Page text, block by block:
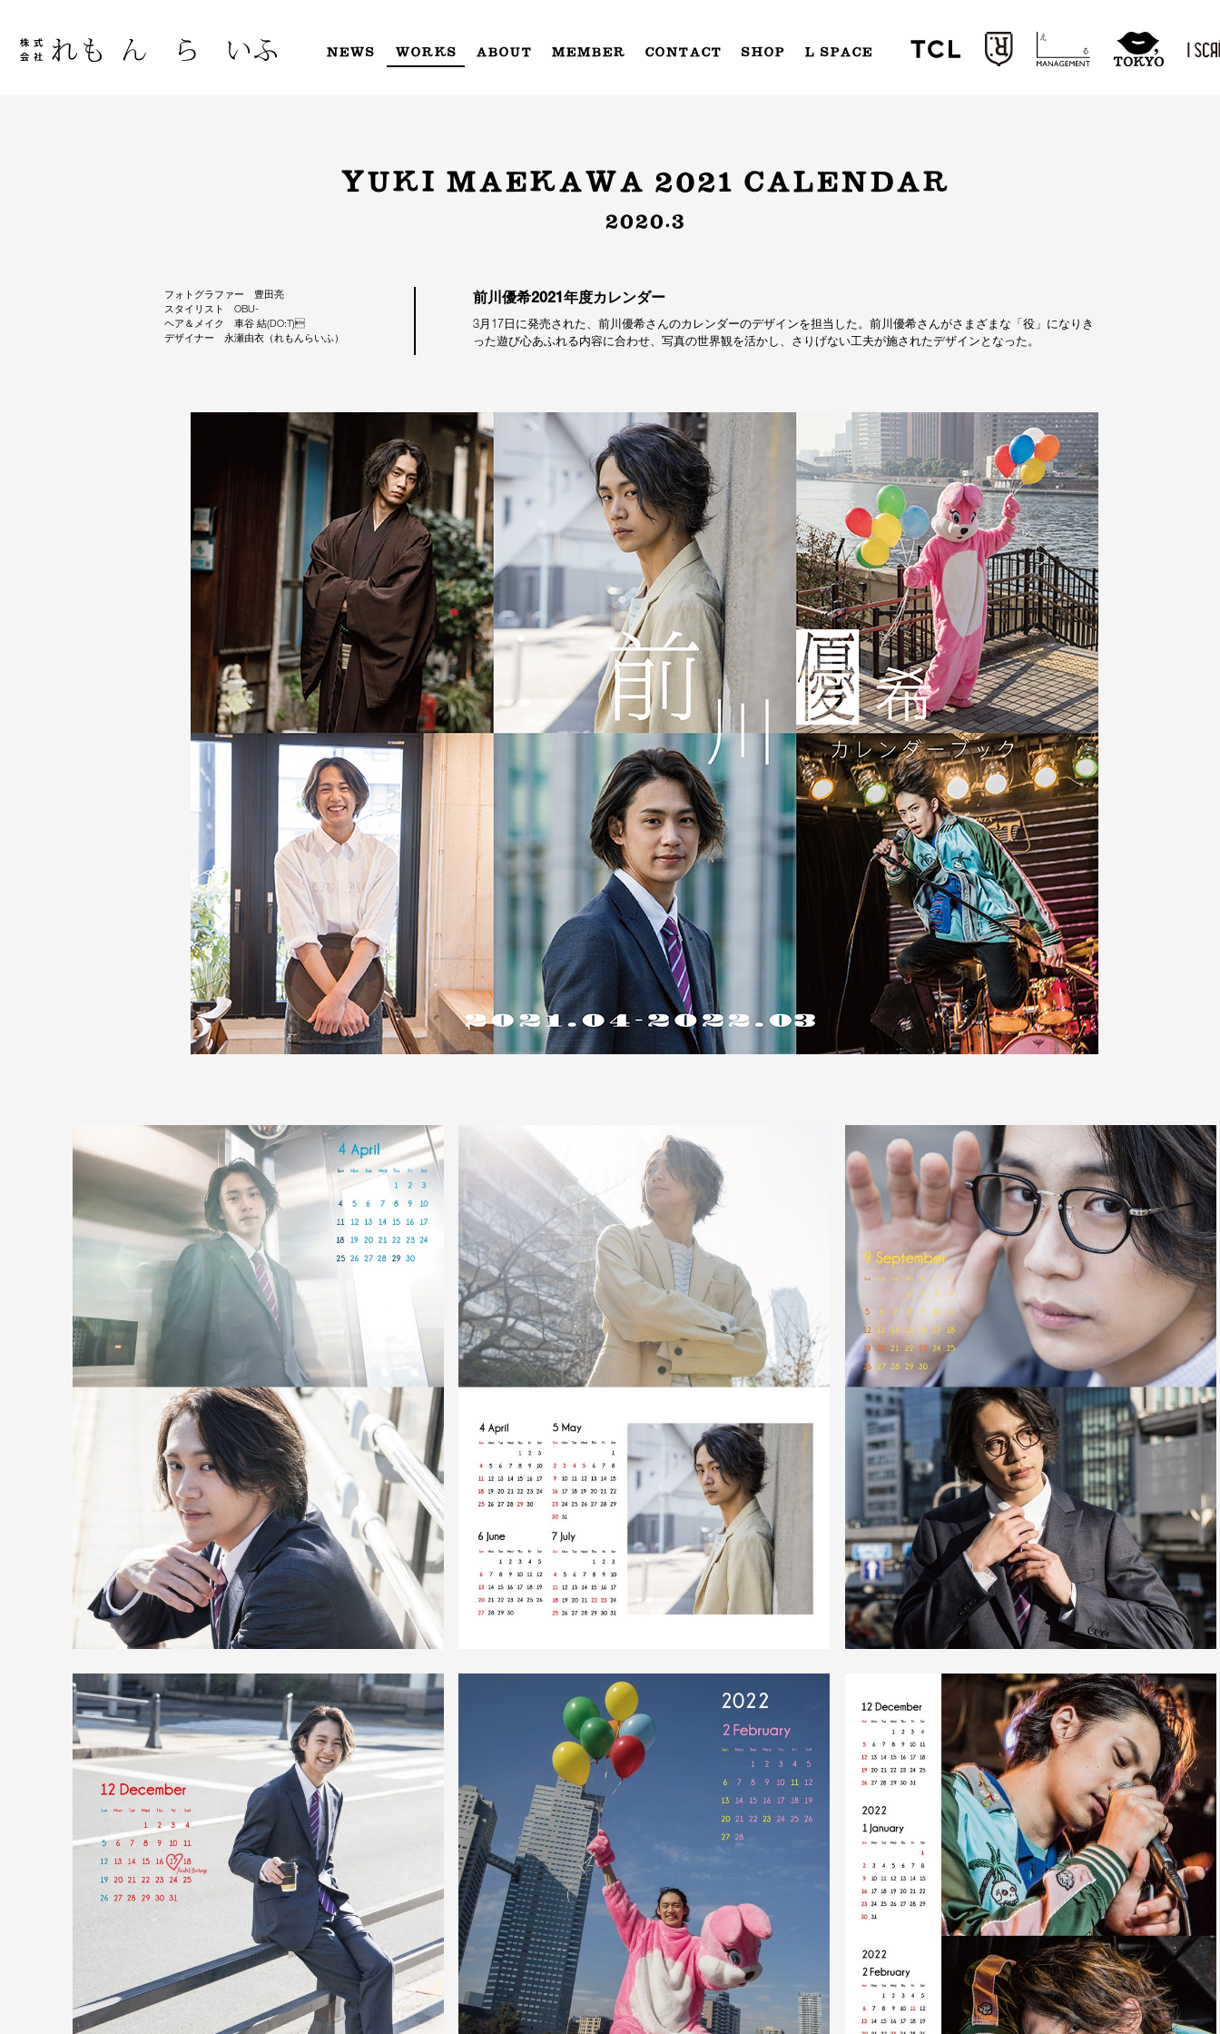
content
NEWS WORKS ABOUT MEMBER CONTACT SHOP L SPACE
YUKI MAEKAWA 2021 CALENDAR
2020.3
フォトグラファー 豊田亮
スタイリスト OBU-
ヘア＆メイク 車谷 結(DO:T)
デザイナー 永瀬由衣（れもんらいふ）
前川優希2021年度カレンダー
3月17日に発売された、前川優希さんのカレンダーのデザインを担当した。前川優希さんがさまざまな「役」になりき
った遊び心あふれる内容に合わせ、写真の世界観を活かし、さりげない工夫が施されたデザインとなった。